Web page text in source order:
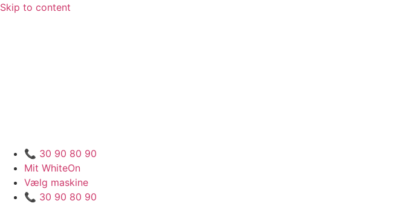
Skip to content
📞 30 90 80 90
Mit WhiteOn
Vælg maskine
📞 30 90 80 90